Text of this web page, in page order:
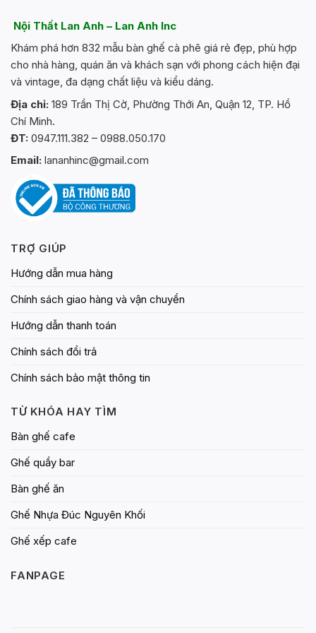
Các
tùy
chọn
có
được
Nội Thất Lan Anh – Lan Anh Inc
Khám phá hơn 832 mẫu bàn ghế cà phê giá rẻ đẹp, phù hợp
cho nhà hàng, quán ăn và khách sạn với phong cách hiện đại
và vintage, đa dạng chất liệu và kiểu dáng.
Địa chỉ: 189 Trần Thị Cờ, Phường Thới An, Quận 12, TP. Hồ
Chí Minh.
ĐT: 0947.111.382 – 0988.050.170
Email: lananhinc@gmail.com
TRỢ GIÚP
Hướng dẫn mua hàng
Chính sách giao hàng và vận chuyển
Hướng dẫn thanh toán
Chính sách đổi trả
Chính sách bảo mật thông tin
TỪ KHÓA HAY TÌM
Bàn ghế cafe
Ghế quầy bar
Bàn ghế ăn
Ghế Nhựa Đúc Nguyên Khối
Ghế xếp cafe
FANPAGE